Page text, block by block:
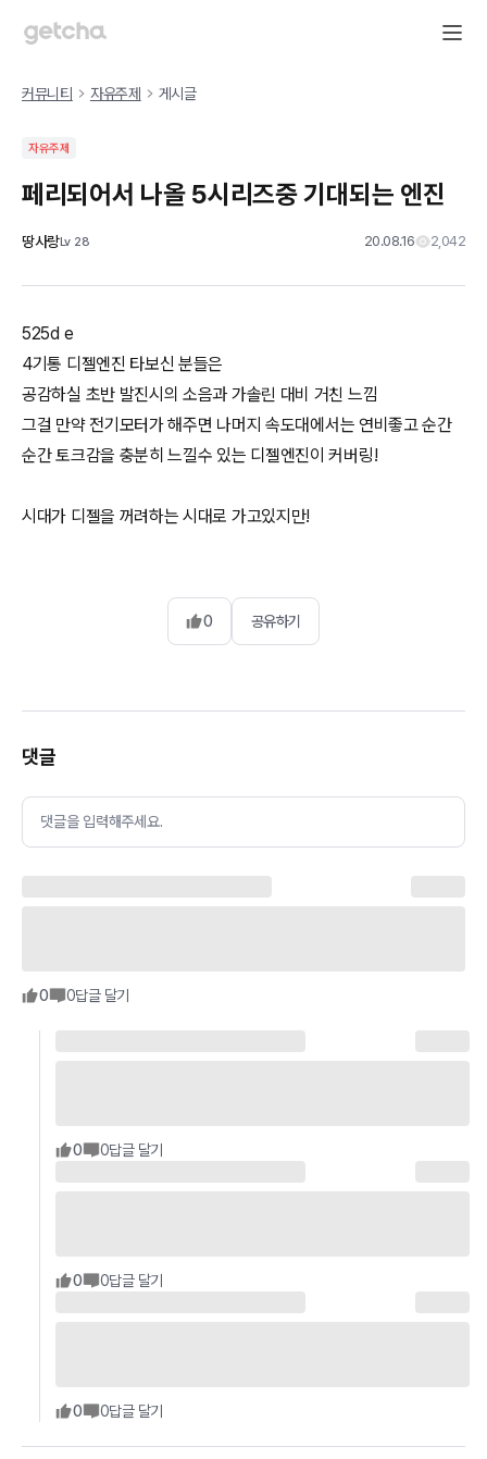
커뮤니티 자유주제 게시글
자유주제
페리되어서 나올 5시리즈중 기대되는 엔진
땅사랑Lv 28 20.08.16 2,042
525d e
4기통 디젤엔진 타보신 분들은
공감하실 초반 발진시의 소음과 가솔린 대비 거친 느낌
그걸 만약 전기모터가 해주면 나머지 속도대에서는 연비좋고 순간
순간 토크감을 충분히 느낄수 있는 디젤엔진이 커버링!
시대가 디젤을 꺼려하는 시대로 가고있지만!
0 공유하기
댓글
댓글을 입력해주세요.
0 0답글 달기
0 0답글 달기
0 0답글 달기
0 0답글 달기